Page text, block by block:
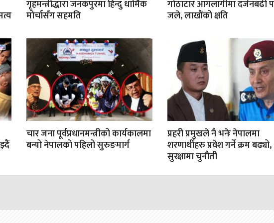
गृहमन्त्रीद्धारा जनकपुरमा हिन्दु धार्मिक
मोर्चासँग सहमति
गोठाटार आगलागीमा
जले, लाखौंको क्षति
चार जना पूर्वप्रधानमन्त्रीको कार्यकालमा
बन्यो नेपालको पहिलो सुरुङमार्ग
प्रहरी प्रमुखले नै भनेः नेपालमा
शरणार्थीहरु प्रवेश गर्ने क्रम बढ्यो,
सुरक्षामा चुनौती